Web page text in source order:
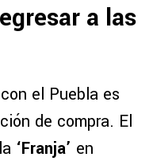
a las
el Puebla es
de compra. El
‘Franja’ en